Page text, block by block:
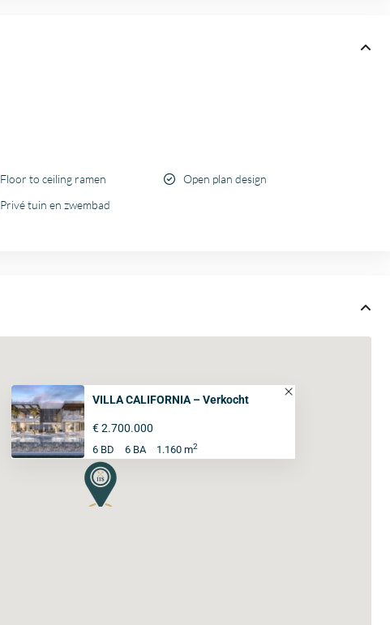
Floor to ceiling ramen
Open plan design
Privé tuin en zwembad
VILLA CALIFORNIA – Verkocht
€ 2.700.000
6 BD 6 BA 1.160 m2